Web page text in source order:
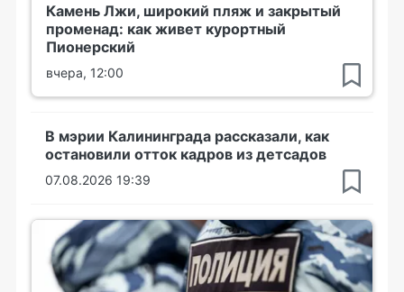
Камень Лжи, широкий пляж и закрытый
променад: как живет курортный
Пионерский
вчера, 12:00
В мэрии Калининграда рассказали, как
остановили отток кадров из детсадов
07.08.2026 19:39